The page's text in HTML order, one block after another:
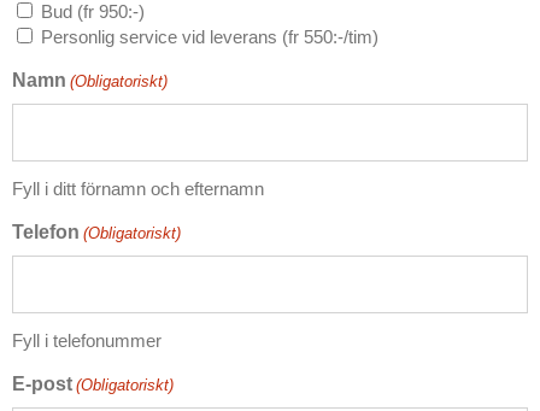
Bud (fr 950:-)
Personlig service vid leverans (fr 550:-/tim)
Namn (Obligatoriskt)
Fyll i ditt förnamn och efternamn
Telefon (Obligatoriskt)
Fyll i telefonummer
E-post (Obligatoriskt)